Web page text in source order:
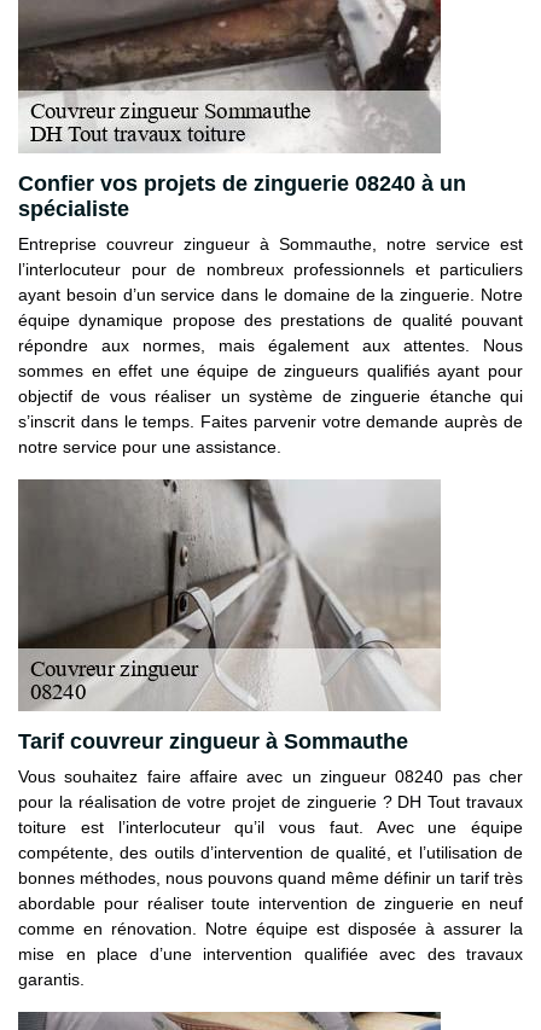
Confier vos projets de zinguerie 08240 à un
spécialiste
Entreprise couvreur zingueur à Sommauthe, notre service est
l’interlocuteur pour de nombreux professionnels et particuliers
ayant besoin d’un service dans le domaine de la zinguerie. Notre
équipe dynamique propose des prestations de qualité pouvant
répondre aux normes, mais également aux attentes. Nous
sommes en effet une équipe de zingueurs qualifiés ayant pour
objectif de vous réaliser un système de zinguerie étanche qui
s’inscrit dans le temps. Faites parvenir votre demande auprès de
notre service pour une assistance.
Tarif couvreur zingueur à Sommauthe
Vous souhaitez faire affaire avec un zingueur 08240 pas cher
pour la réalisation de votre projet de zinguerie ? DH Tout travaux
toiture est l’interlocuteur qu’il vous faut. Avec une équipe
compétente, des outils d’intervention de qualité, et l’utilisation de
bonnes méthodes, nous pouvons quand même définir un tarif très
abordable pour réaliser toute intervention de zinguerie en neuf
comme en rénovation. Notre équipe est disposée à assurer la
mise en place d’une intervention qualifiée avec des travaux
garantis.